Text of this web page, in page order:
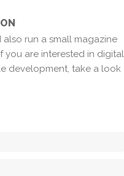
also run a small magazine
you are interested in digital
development, take a look